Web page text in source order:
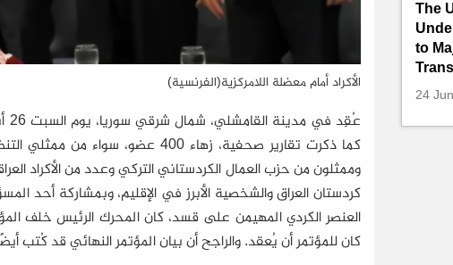
الأكراد أمام معضلة اللامركزية(الفرنسية)
كما ذكرت تقارير صحفية، زهاء 400
وممثلون من حزب العمال الكردستاني التركي وعدد من الأكراد
كردستان العراق والشخصية الأبرز في الإقليم، وبمشاركة أحد
العنصر الكردي المهيمن على قسد، كان المحرك الرئيس خلف
كان للمؤتمر أن يُعقد. والراجح أن بيان المؤتمر النهائي قد كُتب
The
to
24